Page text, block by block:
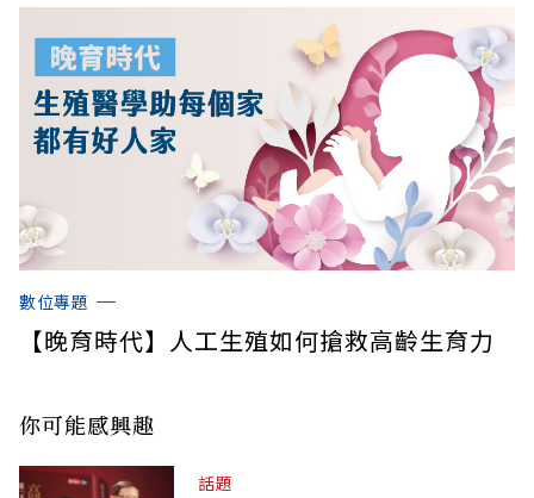
數位專題
【晚育時代】人工生殖如何搶救高齡生育力
你可能感興趣
話題